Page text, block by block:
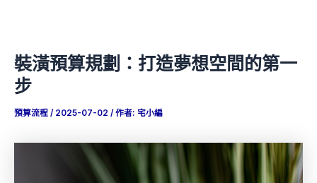
裝潢預算規劃：打造夢想空間的第一
步
預算流程 / 2025-07-02 / 作者: 宅小編